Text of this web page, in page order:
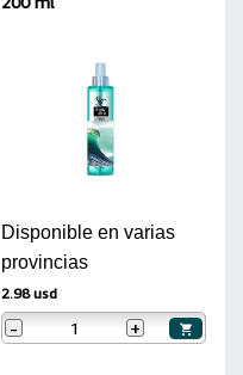
Disponible en varias
provincias
2.98 usd
- +